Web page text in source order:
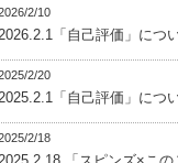
2/10
「自己評価」につ
2/20
「自己評価」につ
2/18